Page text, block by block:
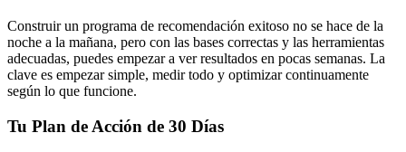
Construir un programa de recomendación exitoso no se hace de la
noche a la mañana, pero con las bases correctas y las herramientas
adecuadas, puedes empezar a ver resultados en pocas semanas. La
clave es empezar simple, medir todo y optimizar continuamente
según lo que funcione.
Tu Plan de Acción de 30 Días